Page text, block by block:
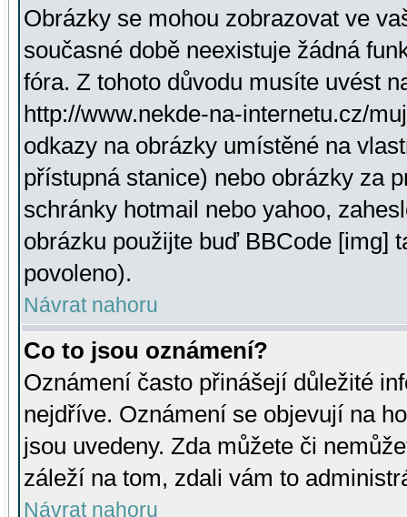
Obrázky se mohou zobrazovat ve
současné době neexistuje žádná
fóra. Z tohoto důvodu musíte uvést
http://www.nekde-na-internetu.cz/
odkazy na obrázky umístěné na
přístupná stanice) nebo obrázky za
schránky hotmail nebo yahoo,
obrázku použijte buď BBCode [img]
povoleno).
Návrat nahoru
Co to jsou oznámení?
Oznámení často přinášejí důležité
nejdříve. Oznámení se objevují na
jsou uvedeny. Zda můžete či
záleží na tom, zdali vám to
Návrat nahoru